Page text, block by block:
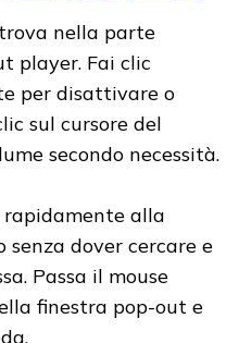
nella parte
player. Fai clic
per disattivare o
sul cursore del
secondo necessità.
alla
senza dover cercare e
Passa il mouse
finestra pop-out e